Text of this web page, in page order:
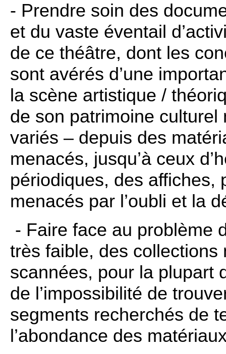
- Prendre soin des
et du vaste éventail
de ce théâtre, dont les
sont avérés d’une
la scène artistique /
de son patrimoine culturel
variés – depuis des
menacés, jusqu’à ceux
périodiques, des affiches,
menacés par l’oubli et la
- Faire face au problème
très faible, des collections
scannées, pour la plupart
de l’impossibilité de
segments recherchés de
l’abondance des